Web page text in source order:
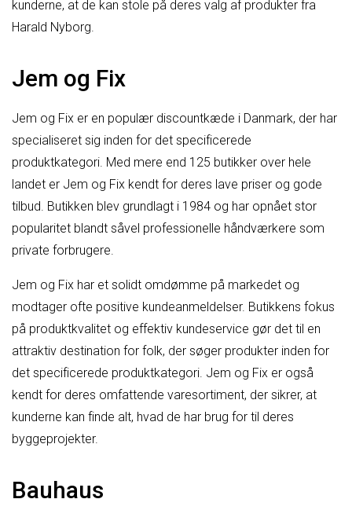
kunderne, at de kan stole på deres valg af produkter fra
Harald Nyborg.
Jem og Fix
Jem og Fix er en populær discountkæde i Danmark, der har
specialiseret sig inden for det specificerede
produktkategori. Med mere end 125 butikker over hele
landet er Jem og Fix kendt for deres lave priser og gode
tilbud. Butikken blev grundlagt i 1984 og har opnået stor
popularitet blandt såvel professionelle håndværkere som
private forbrugere.
Jem og Fix har et solidt omdømme på markedet og
modtager ofte positive kundeanmeldelser. Butikkens fokus
på produktkvalitet og effektiv kundeservice gør det til en
attraktiv destination for folk, der søger produkter inden for
det specificerede produktkategori. Jem og Fix er også
kendt for deres omfattende varesortiment, der sikrer, at
kunderne kan finde alt, hvad de har brug for til deres
byggeprojekter.
Bauhaus